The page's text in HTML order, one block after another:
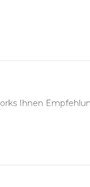
Verstärker
Ihnen